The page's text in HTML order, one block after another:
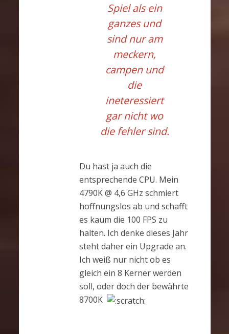
Spiel als ein
ganzes und
sind nur am
meckern,
campen und
die
ineteressiert
gar nicht wo
die fehler sind.
Du hast ja auch die
entsprechende CPU. Mein
4790K @ 4,6 GHz schmiert
hoffnungslos ab und schafft
es kaum die 100 FPS zu
halten. Ich denke dieses Jahr
steht daher ein Upgrade an.
Ich weiß nur nicht ob es
gleich ein 8 Kerner werden
soll, oder doch der bewährte
8700K